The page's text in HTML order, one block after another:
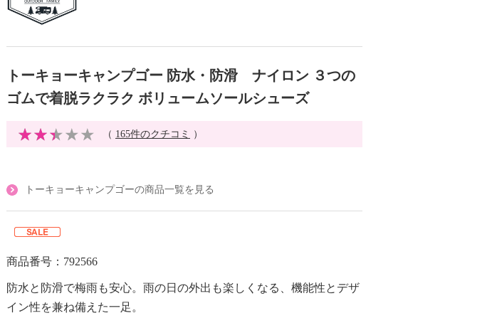
トーキョーキャンプゴー 防水・防滑 ナイロン ３つの
ゴムで着脱ラクラク ボリュームソールシューズ
（ 165件のクチコミ ）
トーキョーキャンプゴーの商品一覧を見る
商品番号：792566
防水と防滑で梅雨も安心。雨の日の外出も楽しくなる、機能性とデザ
イン性を兼ね備えた一足。